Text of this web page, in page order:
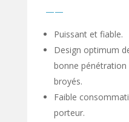
——
Puissant et fiable.
Design optimum
bonne
broyés.
Faible
porteur.